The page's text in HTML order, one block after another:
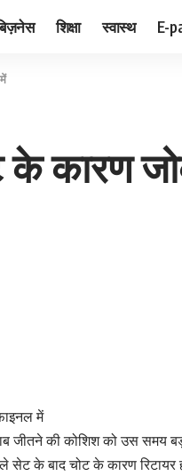
शिक्षा स्वास्थ E-
कारण
में
जीतने की कोशिश को उस समय
के बाद चोट के कारण रिटायर